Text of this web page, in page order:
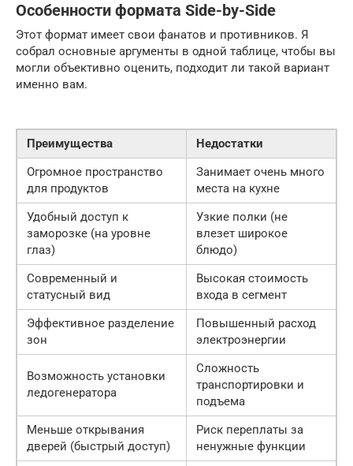
Особенности формата Side-by-Side
Этот формат имеет свои фанатов и противников. Я
собрал основные аргументы в одной таблице, чтобы вы
могли объективно оценить, подходит ли такой вариант
именно вам.
Преимущества
Недостатки
Огромное пространство
для продуктов
Занимает очень много
места на кухне
Удобный доступ к
заморозке (на уровне
глаз)
Узкие полки (не
влезет широкое
блюдо)
Современный и
статусный вид
Высокая стоимость
входа в сегмент
Эффективное разделение
зон
Повышенный расход
электроэнергии
Возможность установки
ледогенератора
Сложность
транспортировки и
подъема
Меньше открывания
дверей (быстрый доступ)
Риск переплаты за
ненужные функции